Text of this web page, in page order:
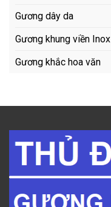
Gương dây da
Gương khung viền Inox
Gương khắc hoa văn